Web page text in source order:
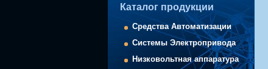
Каталог продукции
Средства Автоматизации
Системы Электропривода
Низковольтная аппаратура